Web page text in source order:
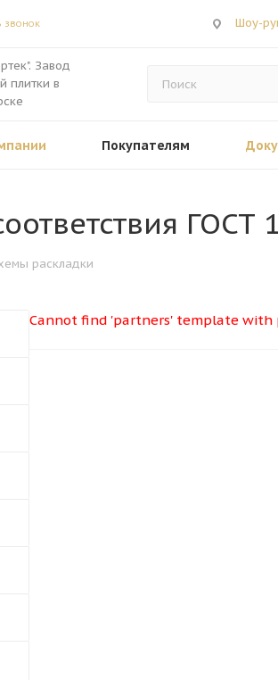
ЗВОНОК Шоу-
Завод
плитки в
Покупателям
раскладки
Cannot find 'partners' template with